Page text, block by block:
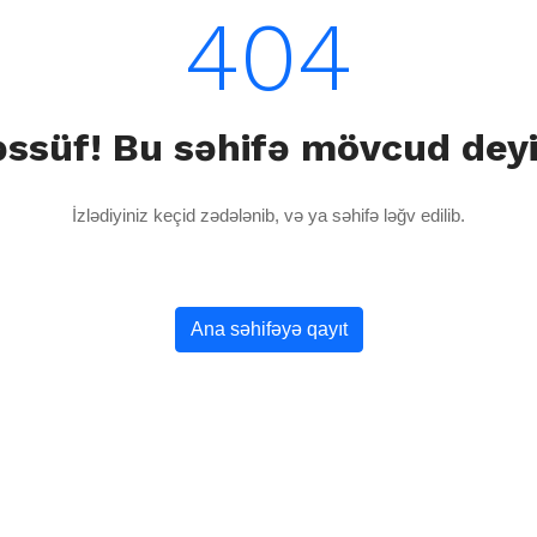
404
Bu səhifə mövcud
İzlədiyiniz keçid zədələnib, və ya səhifə ləğv edilib.
Ana səhifəyə qayıt